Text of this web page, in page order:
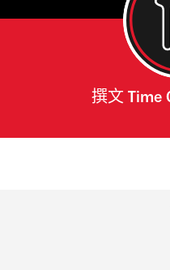
撰文 Time